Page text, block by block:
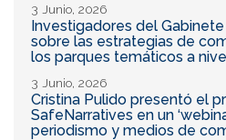
3 Junio, 2026
Investigadores del
sobre las estrategias de
los parques temáticos a
3 Junio, 2026
Cristina Pulido presentó el
SafeNarratives en un
periodismo y medios de